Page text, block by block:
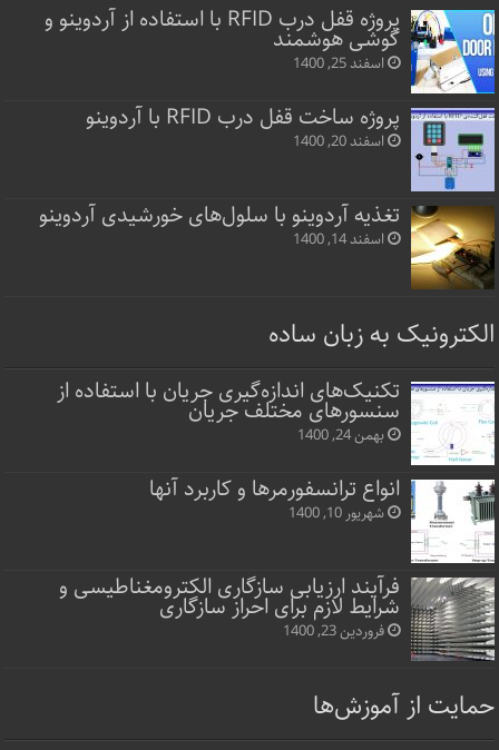
پروژه قفل‌ درب RFID با استفاده از آردوینو و
گوشی هوشمند
اسفند 25, 1400
پروژه ساخت قفل‌ درب RFID با آردوینو
اسفند 20, 1400
تغذیه آردوینو با سلول‌های خورشیدی آردوینو
اسفند 14, 1400
الکترونیک به زبان ساده
تکنیک‌های اندازه‌گیری جریان با استفاده از
سنسورهای مختلف جریان
بهمن 24, 1400
انواع ترانسفورمرها و کاربرد آنها
شهریور 10, 1400
فرآیند ارزیابی سازگاری الکترومغناطیسی و
شرایط لازم برای احراز سازگاری
فروردین 23, 1400
حمایت از آموزش‌ها